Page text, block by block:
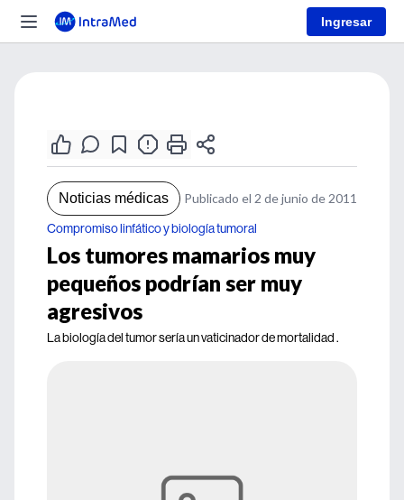
Ingresar
Noticias médicas Publicado el 2 de junio de 2011
Compromiso linfático y biología tumoral
Los tumores mamarios muy
pequeños podrían ser muy
agresivos
La biología del tumor sería un vaticinador de mortalidad .